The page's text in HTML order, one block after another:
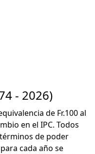
- 2026)
de Fr.100 al
en el IPC. Todos
de poder
cada año se